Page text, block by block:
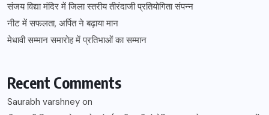
संजय विद्या मंदिर में जिला स्तरीय तीरंदाजी प्रतियोगिता संपन्न
नीट में सफलता, अर्पित ने बढ़ाया मान
मेधावी सम्मान समारोह में प्रतिभाओं का सम्मान
Recent Comments
Saurabh varshney on